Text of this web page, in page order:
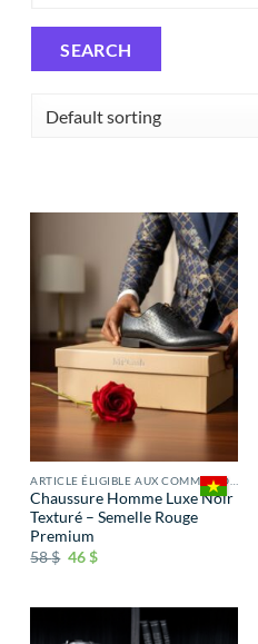
Chaussure Homme Luxe Noir
Texturé – Semelle Rouge
Premium
58$ 46$